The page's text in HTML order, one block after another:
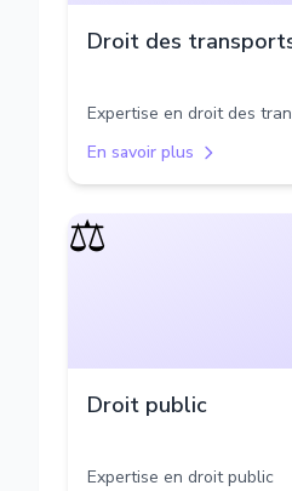
Droit des
Expertise en droit des
En savoir plus
⚖️
Droit public
Expertise en droit public